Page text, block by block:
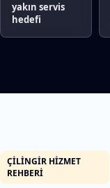
yakın servis
hedefi
ÇILINGIR HIZMET
REHBERI